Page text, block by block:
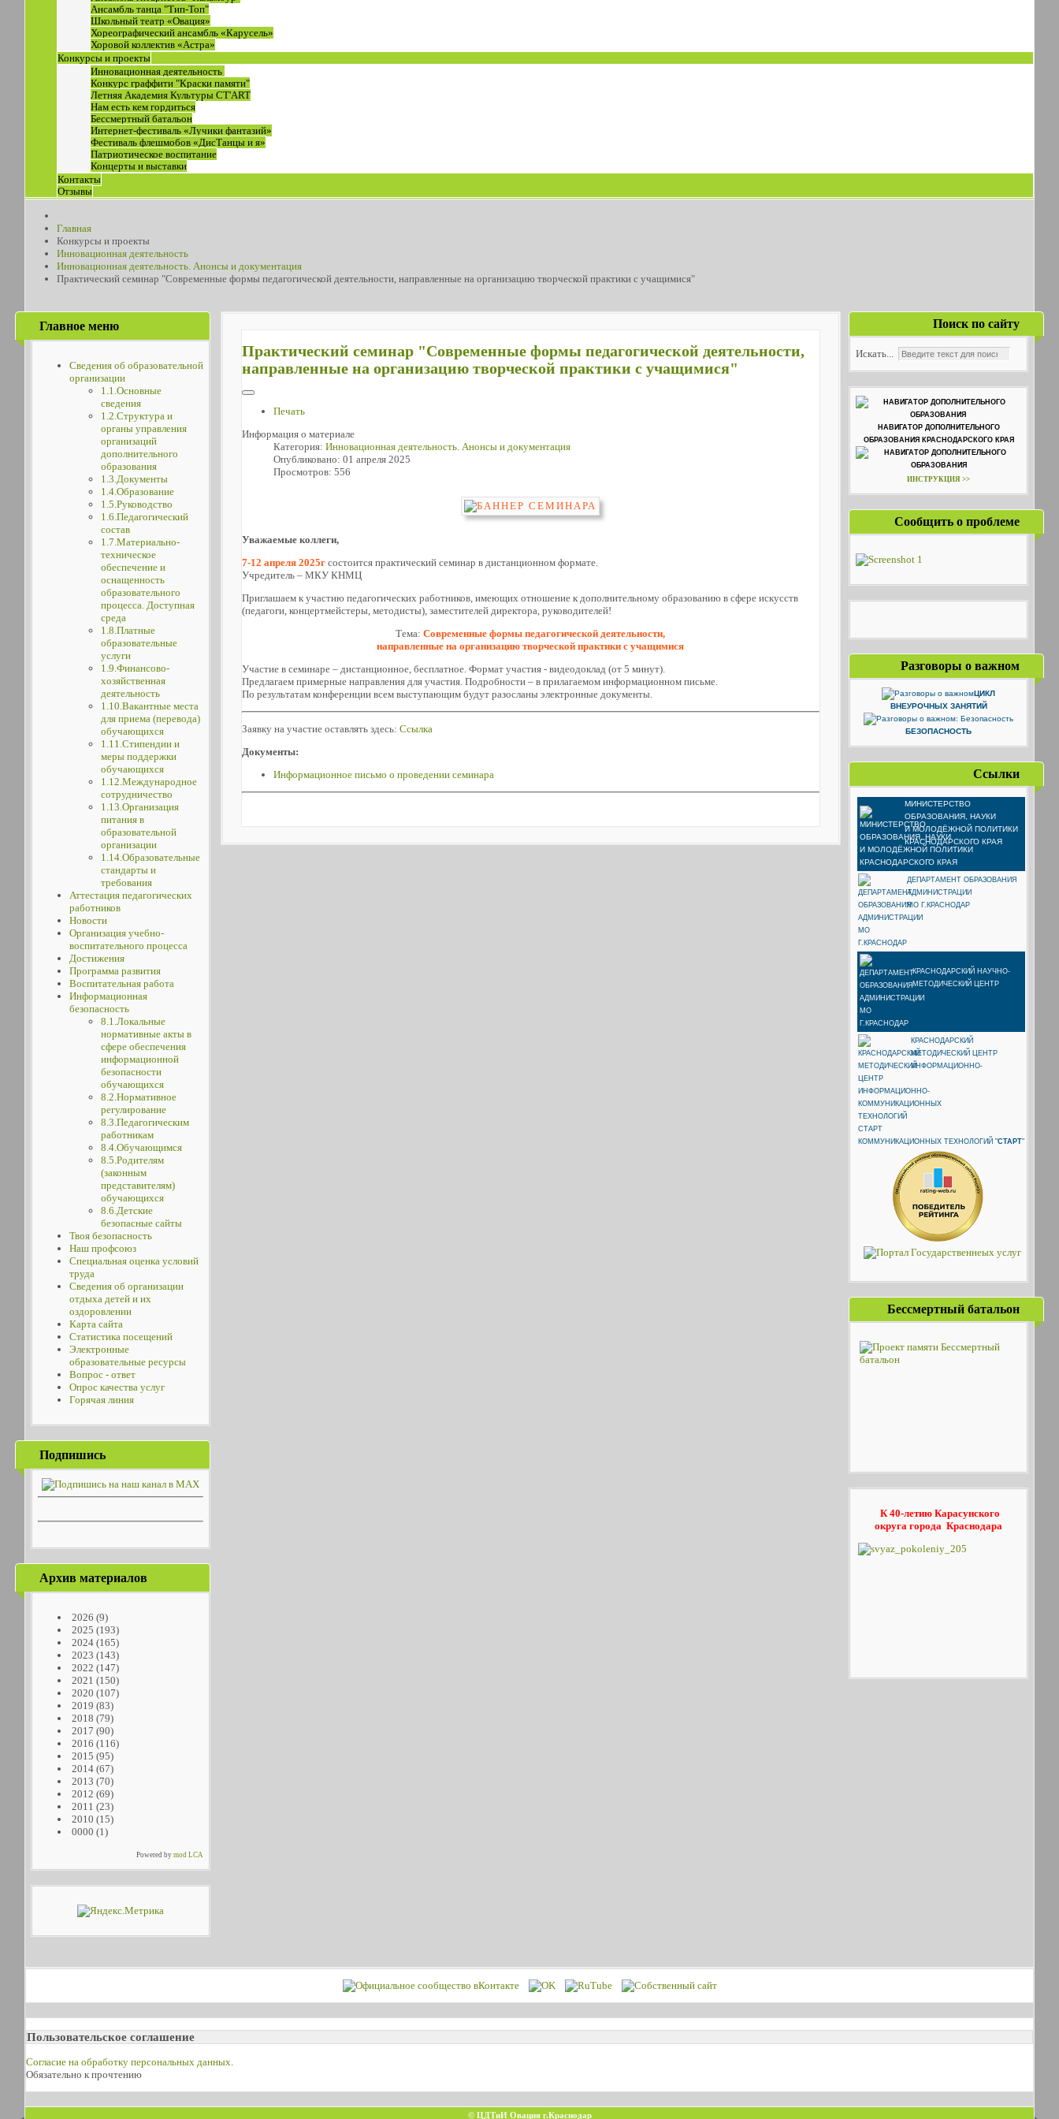
Ансамбль танца "Тип-Топ"
Школьный театр «Овация»
Хореографический ансамбль «Карусель»
Хоровой коллектив «Астра»
Конкурсы и проекты
Инновационная деятельность
Конкурс граффити "Краски памяти"
Летняя Академия Культуры СТ'ART
Нам есть кем гордиться
Бессмертный батальон
Интернет-фестиваль «Лучики фантазий»
Фестиваль флешмобов «ДисТанцы и я»
Патриотическое воспитание
Концерты и выставки
Контакты
Отзывы
Главная
Конкурсы и проекты
Инновационная деятельность
Инновационная деятельность. Анонсы и документация
Практический семинар "Современные формы педагогической деятельности, направленные на организацию творческой практики с учащимися"
Главное меню
Сведения об образовательной
организации
1.1.Основные
сведения
1.2.Структура и
органы управления
организаций
дополнительного
образования
1.3.Документы
1.4.Образование
1.5.Руководство
1.6.Педагогический
состав
1.7.Материально-
техническое
обеспечение и
оснащенность
образовательного
процесса. Доступная
среда
1.8.Платные
образовательные
услуги
1.9.Финансово-
хозяйственная
деятельность
1.10.Вакантные места
для приема (перевода)
обучающихся
1.11.Стипендии и
меры поддержки
обучающихся
1.12.Международное
сотрудничество
1.13.Организация
питания в
образовательной
организации
1.14.Образовательные
стандарты и
требования
Аттестация педагогических
работников
Новости
Организация учебно-
воспитательного процесса
Достижения
Программа развития
Воспитательная работа
Информационная
безопасность
8.1.Локальные
нормативные акты в
сфере обеспечения
информационной
безопасности
обучающихся
8.2.Нормативное
регулирование
8.3.Педагогическим
работникам
8.4.Обучающимся
8.5.Родителям
(законным
представителям)
обучающихся
8.6.Детские
безопасные сайты
Твоя безопасность
Наш профсоюз
Специальная оценка условий
труда
Сведения об организации
отдыха детей и их
оздоровлении
Карта сайта
Статистика посещений
Электронные
образовательные ресурсы
Вопрос - ответ
Опрос качества услуг
Горячая линия
Подпишись
Архив материалов
2026 (9)
2025 (193)
2024(165)
2023 (143)
2022 (147)
2021 (150)
2020 (107)
2019 (83)
2018 (79)
2017 (90)
2016 (116)
2015 (95)
2014(67)
2013 (70)
2012 (69)
2011 (23)
2010 (15)
0000 (1)
Powered bymod LCA
Практический семинар "Современные формы педагогической деятельности,
направленные на организацию творческой практики с учащимися"
Печать
Информация о материале
Категория:Инновационная деятельность. Анонсы и документация
Опубликовано: 01 апреля 2025
Просмотров: 556
Уважаемые коллеги,
7-12 апреля 2025г состоится практический семинар в дистанционном формате.
Учредитель – МКУ КНМЦ
Приглашаем к участию педагогических работников, имеющих отношение к дополнительному образованию в сфере искусств
(педагоги, концертмейстеры, методисты), заместителей директора, руководителей!
Тема:Современные формы педагогической деятельности,
направленные на организацию творческой практики с учащимися
Участие в семинаре – дистанционное, бесплатное. Формат участия - видеодоклад (от 5 минут).
Предлагаем примерные направления для участия. Подробности – в прилагаемом информационном письме.
По результатам конференции всем выступающим будут разосланы электронные документы.
Заявку на участие оставлять здесь:Ссылка
Документы:
Информационное письмо о проведении семинара
Поиск по сайту
Искать...
НАВИГАТОР ДОПОЛНИТЕЛЬНОГО
ОБРАЗОВАНИЯ КРАСНОДАРСКОГО КРАЯ
ИНСТРУКЦИЯ >>
Сообщить о проблеме
Разговоры о важном
ЦИКЛ
ВНЕУРОЧНЫХ ЗАНЯТИЙ
БЕЗОПАСНОСТЬ
Ссылки
МИНИСТЕРСТВО
ОБРАЗОВАНИЯ, НАУКИ
И МОЛОДЁЖНОЙ ПОЛИТИКИ
КРАСНОДАРСКОГО КРАЯ
ДЕПАРТАМЕНТ ОБРАЗОВАНИЯ
АДМИНИСТРАЦИИ
МО Г.КРАСНОДАР
КРАСНОДАРСКИЙ НАУЧНО-
МЕТОДИЧЕСКИЙ ЦЕНТР
КРАСНОДАРСКИЙ
МЕТОДИЧЕСКИЙ ЦЕНТР
ИНФОРМАЦИОННО-
КОММУНИКАЦИОННЫХ ТЕХНОЛОГИЙ "СТАРТ"
Бессмертный батальон
К 40-летию Карасунского
округа города Краснодара
Пользовательское соглашение
Согласие на обработку персональных данных.
Обязательно к прочтению
© ЦДТиИ Овация г.Краснодар